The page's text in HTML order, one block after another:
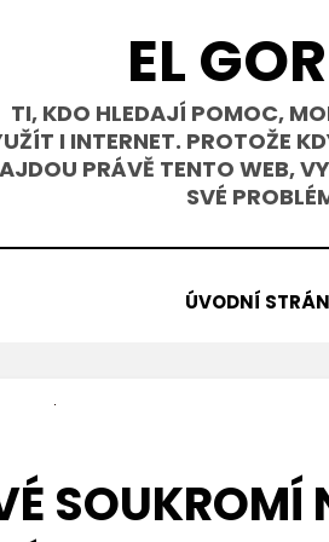
EL
TI, KDO HLEDAJÍ POMOC,
I INTERNET. PROTOŽE
PRÁVĚ TENTO WEB,
SVÉ
ÚVODNÍ
SOUKROMÍ